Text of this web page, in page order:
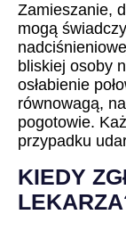
Zamieszanie,
mogą
bliskiej osoby
osłabienie
równowagą,
pogotowie.
przypadku
KIEDY